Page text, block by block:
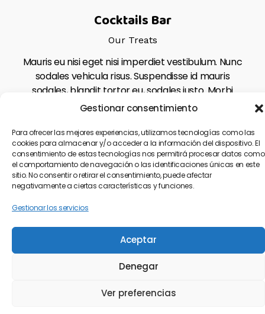
Gestionar consentimiento
Para ofrecer las mejores experiencias, utilizamos tecnologías como las
cookies para almacenar y/o acceder a la información del dispositivo. El
consentimiento de estas tecnologías nos permitirá procesar datos como
el comportamiento de navegación o las identificaciones únicas en este
sitio. No consentir o retirar el consentimiento, puede afectar
negativamente a ciertas características y funciones.
Gestionar los servicios
Aceptar
Denegar
Ver preferencias
Cocktails Bar
Our Treats
Mauris eu nisi eget nisi imperdiet vestibulum. Nunc
sodales vehicula risus. Suspendisse id mauris
sodales, blandit tortor eu, sodales justo. Morbi
tincidunt, ante vel suscipit volutpat, turpis enim